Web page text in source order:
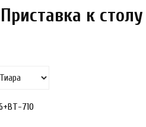
под заказ
к
710